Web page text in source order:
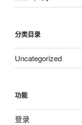
分类目录
Uncategorized
功能
登录